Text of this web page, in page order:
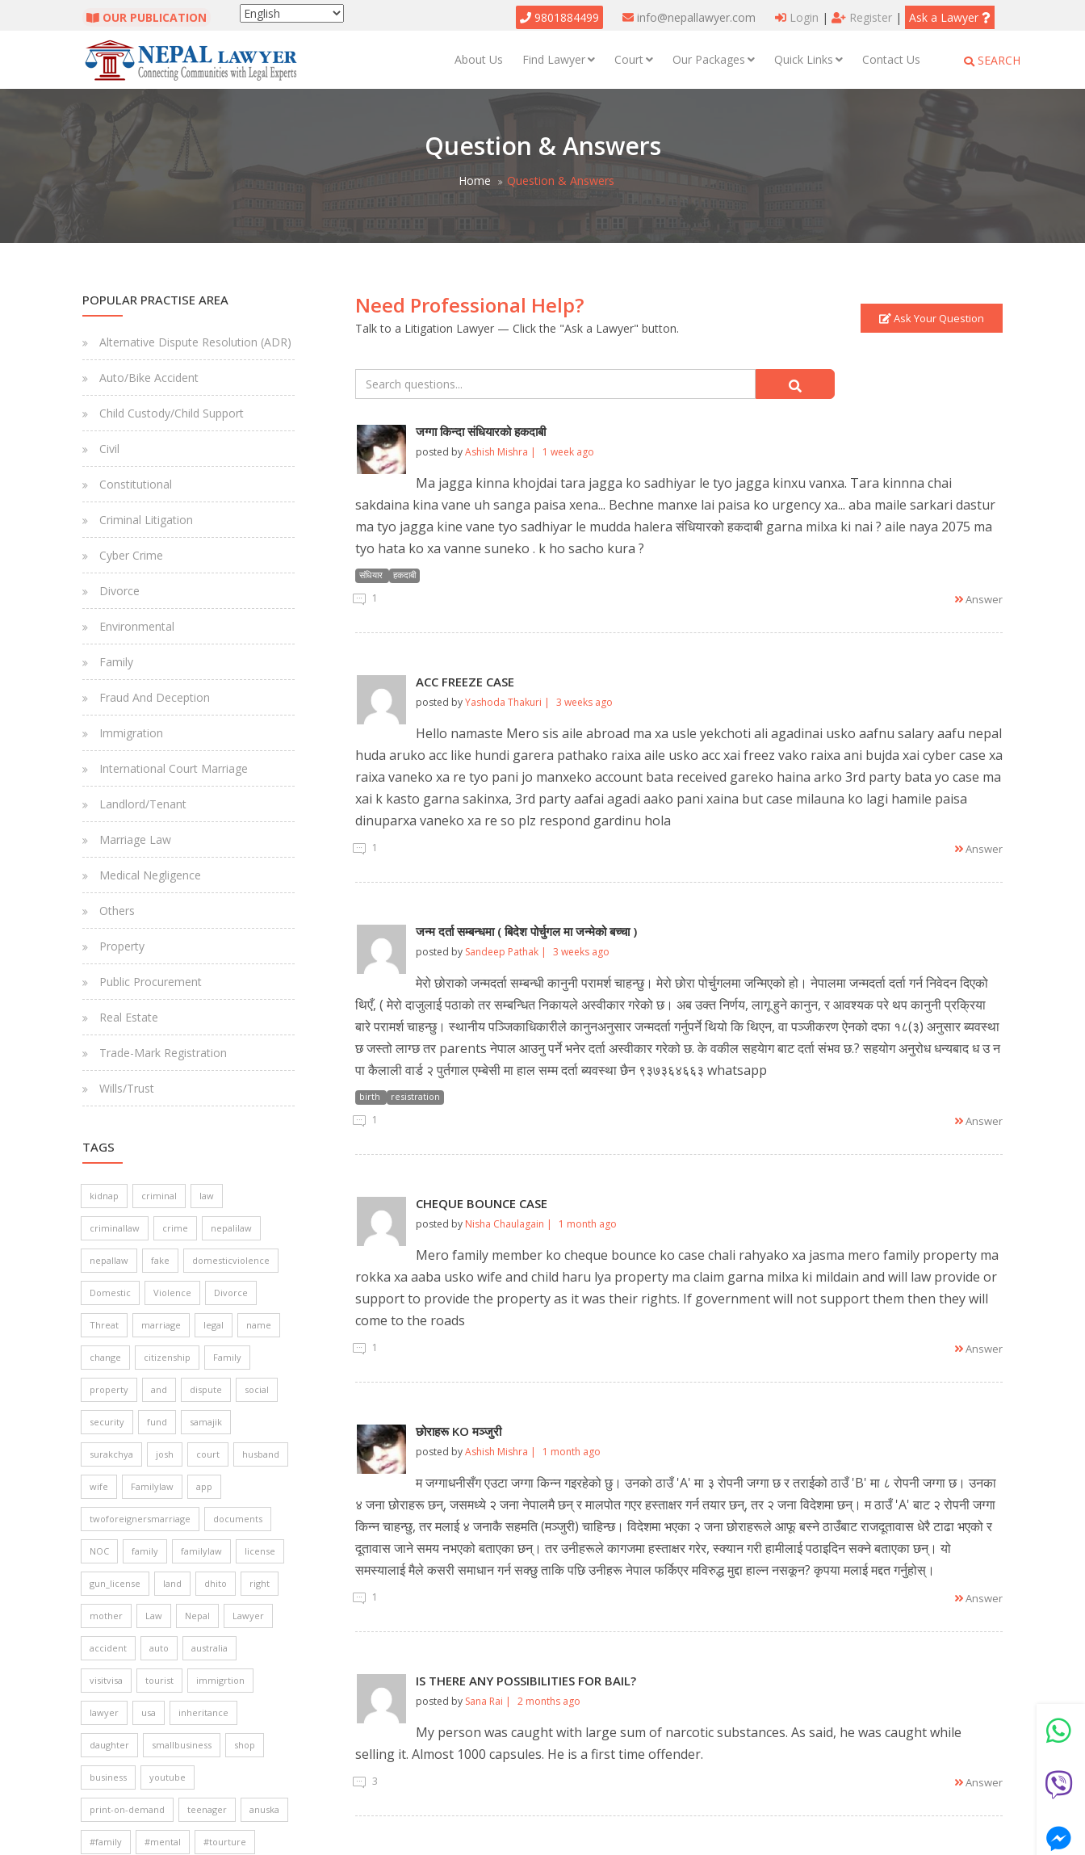
OUR PUBLICATION 9801884499 info@nepallawyer.com Login | Register | Ask a Lawyer
About Us Find Lawyer Court Our Packages Quick Links Contact Us SEARCH
Question & Answers
Home Question & Answers
Need Professional Help?
Talk to a Litigation Lawyer — Click the "Ask a Lawyer" button.
Ask Your Question
जग्गा किन्दा संधियारको हकदाबी
posted byAshish Mishra | 1 week ago
Ma jagga kinna khojdai tara jagga ko sadhiyar le tyo jagga kinxu vanxa. Tara kinnna chai
sakdaina kina vane uh sanga paisa xena... Bechne manxe lai paisa ko urgency xa... aba maile sarkari dastur
ma tyo jagga kine vane tyo sadhiyar le mudda halera संधियारको हकदाबी garna milxa ki nai ? aile naya 2075 ma
tyo hata ko xa vanne suneko . k ho sacho kura ?
संधियार हकदाबी
1 Answer
ACC FREEZE CASE
posted byYashoda Thakuri | 3 weeks ago
Hello namaste Mero sis aile abroad ma xa usle yekchoti ali agadinai usko aafnu salary aafu nepal
huda aruko acc like hundi garera pathako raixa aile usko acc xai freez vako raixa ani bujda xai cyber case xa
raixa vaneko xa re tyo pani jo manxeko account bata received gareko haina arko 3rd party bata yo case ma
xai k kasto garna sakinxa, 3rd party aafai agadi aako pani xaina but case milauna ko lagi hamile paisa
dinuparxa vaneko xa re so plz respond gardinu hola
1 Answer
जन्म दर्ता सम्बन्धमा ( बिदेश पोर्चुगल मा जन्मेको बच्चा )
posted by Sandeep Pathak | 3 weeks ago
मेरो छोराको जन्मदर्ता सम्बन्धी कानुनी परामर्श चाहन्छु। मेरो छोरा पोर्चुगलमा जन्मिएको हो। नेपालमा जन्मदर्ता दर्ता गर्न निवेदन दिएको
थिएँ, ( मेरो दाजुलाई पठाको तर सम्बन्धित निकायले अस्वीकार गरेको छ। अब उक्त निर्णय, लागू हुने कानुन, र आवश्यक परे थप कानुनी प्रक्रिया
बारे परामर्श चाहन्छु। स्थानीय पञ्जिकाधिकारीले कानुनअनुसार जन्मदर्ता गर्नुपर्ने थियो कि थिएन, वा पञ्जीकरण ऐनको दफा १८(३) अनुसार ब्यवस्था
छ जस्तो लाग्छ तर parents नेपाल आउनु पर्ने भनेर दर्ता अस्वीकार गरेको छ. के वकील सहयेाग बाट दर्ता संभव छ.? सहयोग अनुरोध धन्यबाद ध उ न
पा कैलाली वार्ड २ पुर्तगाल एम्बेसी मा हाल सम्म दर्ता ब्यवस्था छैन ९३७३६४६६३ whatsapp
birth resistration
1 Answer
CHEQUE BOUNCE CASE
posted by Nisha Chaulagain | 1 month ago
Mero family member ko cheque bounce ko case chali rahyako xa jasma mero family property ma
rokka xa aaba usko wife and child haru lya property ma claim garna milxa ki mildain and will law provide or
support to provide the property as it was their rights. If government will not support them then they will
come to the roads
1 Answer
छोराहरू KO मञ्जुरी
posted byAshish Mishra | 1 month ago
म जग्गाधनीसँग एउटा जग्गा किन्न गइरहेको छु। उनको ठाउँ 'A' मा ३ रोपनी जग्गा छ र तराईको ठाउँ 'B' मा ८ रोपनी जग्गा छ। उनका
४ जना छोराहरू छन्, जसमध्ये २ जना नेपालमै छन् र मालपोत गएर हस्ताक्षर गर्न तयार छन्, तर २ जना विदेशमा छन्। म ठाउँ 'A' बाट २ रोपनी जग्गा
किन्न चाहन्छु, तर मलाई ४ जनाकै सहमति (मञ्जुरी) चाहिन्छ। विदेशमा भएका २ जना छोराहरूले आफू बस्ने ठाउँबाट राजदूतावास धेरै टाढा भएको र
दूतावास जाने समय नभएको बताएका छन्। तर उनीहरूले कागजमा हस्ताक्षर गरेर, स्क्यान गरी हामीलाई पठाइदिन सक्ने बताएका छन्। यो
समस्यालाई मैले कसरी समाधान गर्न सक्छु ताकि पछि उनीहरू नेपाल फर्किएर मविरुद्ध मुद्दा हाल्न नसकून? कृपया मलाई मद्दत गर्नुहोस्।
1 Answer
IS THERE ANY POSSIBILITIES FOR BAIL?
posted by Sana Rai | 2 months ago
My person was caught with large sum of narcotic substances. As said, he was caught while
selling it. Almost 1000 capsules. He is a first time offender.
3 Answer
POPULAR PRACTISE AREA
Alternative Dispute Resolution (ADR)
Auto/Bike Accident
Child Custody/Child Support
Civil
Constitutional
Criminal Litigation
Cyber Crime
Divorce
Environmental
Family
Fraud And Deception
Immigration
International Court Marriage
Landlord/Tenant
Marriage Law
Medical Negligence
Others
Property
Public Procurement
Real Estate
Trade-Mark Registration
Wills/Trust
TAGS
kidnap criminal law
criminallaw crime nepalilaw
nepallaw fake domesticviolence
Domestic Violence Divorce
Threat marriage legal name
change citizenship Family
property and dispute social
security fund samajik
surakchya josh court husband
wife Familylaw app
twoforeignersmarriage documents
NOC family familylaw license
gun_license land dhito right
mother Law Nepal Lawyer
accident auto australia
visitvisa tourist immigrtion
lawyer usa inheritance
daughter smallbusiness shop
business youtube
print-on-demand teenager anuska
#family #mental #tourture
We're just a message away on Viber, WhatsApp, and more—
whatever works best for you!
💬 Message us on WhatsApp